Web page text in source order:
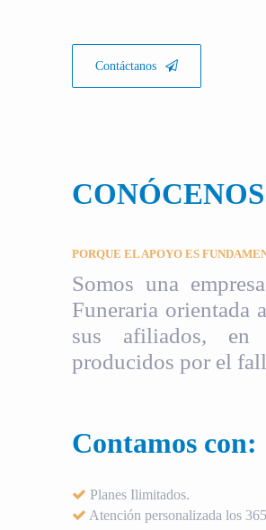
Contáctanos
CONÓCENOS
PORQUE EL APOYO ES
Somos una
Funeraria orientada
sus afiliados, en
producidos por el
Contamos con:
Planes Ilimitados.
Atención personalizada los